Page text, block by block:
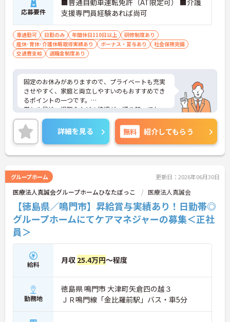
応募要件
■普通自動車運転免許（AT限定可） ■介護
支援専門員経験あれば尚可
車通勤可 日勤のみ 年間休日110日以上
研修制度あり
産休･育休･介護休暇取得実績あり
ボーナス・賞与あり
社会保険完備
交通費支給
退職金制度あり
固定のお休みがありますので、プライベートも充実
させやすく、家庭と両立しやすいのもおすすめでき
るポイントの一つです。
賞与や昇給、退職金などの待遇が一通り整ってお
り、安定した環境の中で働きたい方にピッタリで
す。
ご興味ある方には、面接対策ポイントなど、さらに
詳細をお話しいたしますのでお気軽にご相談くださ
い。
詳細を見る 無料 紹介してもらう
グループホーム 更新日：2026年06月30日
医療法人真誠会グループホームひなたぼっこ 医療法人真誠会
【徳島県／鳴門市】昇給賞与実績あり！日勤帯◎
グループホームにてケアマネジャーの募集＜正社
員＞
給料 月収 25.4万円～程度
勤務地
徳島県 鳴門市 大津町矢倉四の越３
ＪＲ鳴門線「金比羅前駅」バス・車5分